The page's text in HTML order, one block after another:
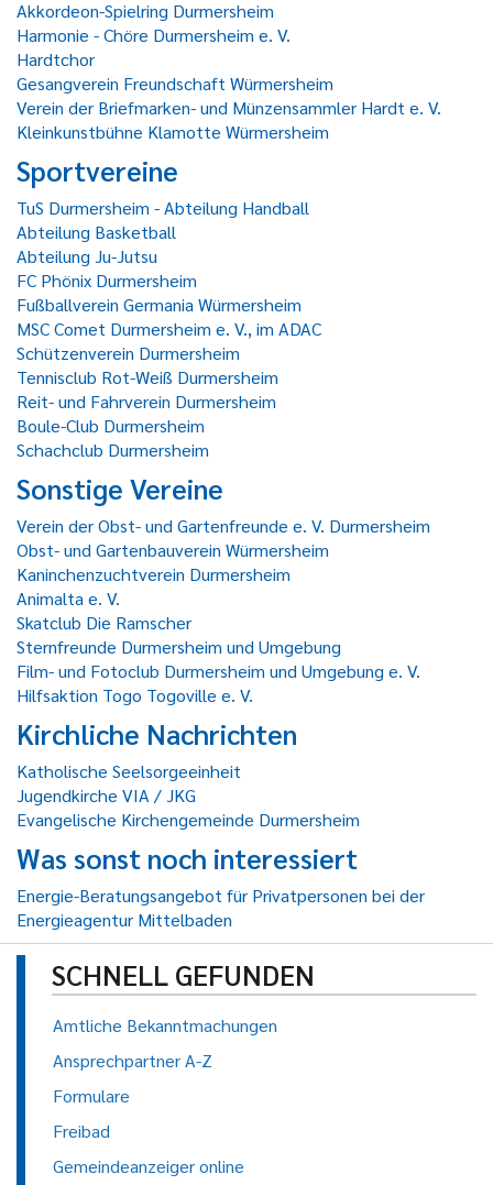
Akkordeon-Spielring Durmersheim
Harmonie - Chöre Durmersheim e. V.
Hardtchor
Gesangverein Freundschaft Würmersheim
Verein der Briefmarken- und Münzensammler Hardt e. V.
Kleinkunstbühne Klamotte Würmersheim
Sportvereine
TuS Durmersheim - Abteilung Handball
Abteilung Basketball
Abteilung Ju-Jutsu
FC Phönix Durmersheim
Fußballverein Germania Würmersheim
MSC Comet Durmersheim e. V., im ADAC
Schützenverein Durmersheim
Tennisclub Rot-Weiß Durmersheim
Reit- und Fahrverein Durmersheim
Boule-Club Durmersheim
Schachclub Durmersheim
Sonstige Vereine
Verein der Obst- und Gartenfreunde e. V. Durmersheim
Obst- und Gartenbauverein Würmersheim
Kaninchenzuchtverein Durmersheim
Animalta e. V.
Skatclub Die Ramscher
Sternfreunde Durmersheim und Umgebung
Film- und Fotoclub Durmersheim und Umgebung e. V.
Hilfsaktion Togo Togoville e. V.
Kirchliche Nachrichten
Katholische Seelsorgeeinheit
Jugendkirche VIA / JKG
Evangelische Kirchengemeinde Durmersheim
Was sonst noch interessiert
Energie-Beratungsangebot für Privatpersonen bei der
Energieagentur Mittelbaden
SCHNELL GEFUNDEN
Amtliche Bekanntmachungen
Ansprechpartner A-Z
Formulare
Freibad
Gemeindeanzeiger online